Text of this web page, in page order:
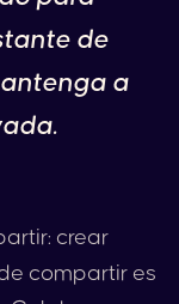
de
a
crear
compartir es